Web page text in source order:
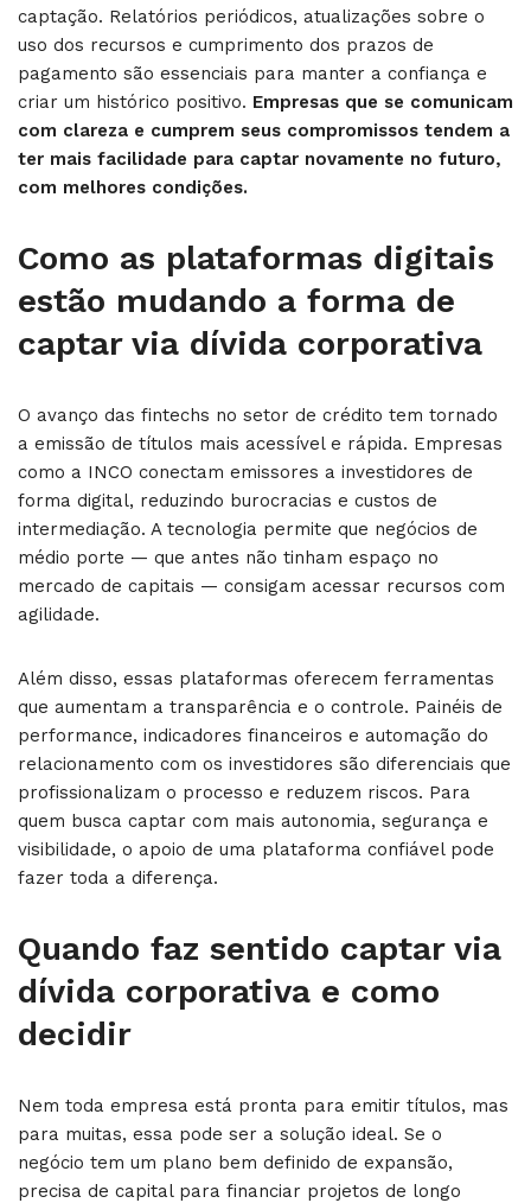
captação. Relatórios periódicos, atualizações sobre o
uso dos recursos e cumprimento dos prazos de
pagamento são essenciais para manter a confiança e
criar um histórico positivo. Empresas que se comunicam
com clareza e cumprem seus compromissos tendem a
ter mais facilidade para captar novamente no futuro,
com melhores condições.
Como as plataformas digitais
estão mudando a forma de
captar via dívida corporativa
O avanço das fintechs no setor de crédito tem tornado
a emissão de títulos mais acessível e rápida. Empresas
como a INCO conectam emissores a investidores de
forma digital, reduzindo burocracias e custos de
intermediação. A tecnologia permite que negócios de
médio porte — que antes não tinham espaço no
mercado de capitais — consigam acessar recursos com
agilidade.
Além disso, essas plataformas oferecem ferramentas
que aumentam a transparência e o controle. Painéis de
performance, indicadores financeiros e automação do
relacionamento com os investidores são diferenciais que
profissionalizam o processo e reduzem riscos. Para
quem busca captar com mais autonomia, segurança e
visibilidade, o apoio de uma plataforma confiável pode
fazer toda a diferença.
Quando faz sentido captar via
dívida corporativa e como
decidir
Nem toda empresa está pronta para emitir títulos, mas
para muitas, essa pode ser a solução ideal. Se o
negócio tem um plano bem definido de expansão,
precisa de capital para financiar projetos de longo